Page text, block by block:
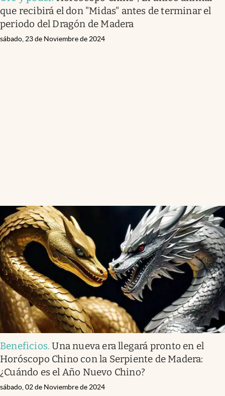
que recibirá el don "Midas" antes de terminar el
periodo del Dragón de Madera
sábado, 23 de Noviembre de 2024
Beneficios.Una nueva era llegará pronto en el
Horóscopo Chino con la Serpiente de Madera:
¿Cuándo es el Año Nuevo Chino?
sábado, 02 de Noviembre de 2024